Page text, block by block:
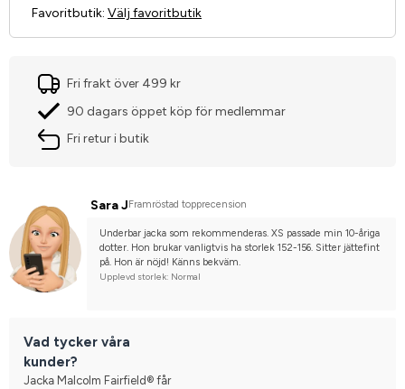
Favoritbutik: Välj favoritbutik
Fri frakt över 499 kr
90 dagars öppet köp för medlemmar
Fri retur i butik
Sara J Framröstad topprecension
Underbar jacka som rekommenderas. XS passade min 10-åriga
dotter. Hon brukar vanligtvis ha storlek 152-156. Sitter jättefint
på. Hon är nöjd! Känns bekväm.
Upplevd storlek: Normal
Vad tycker våra
kunder?
Jacka Malcolm Fairfield® får